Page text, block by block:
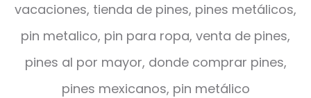
vacaciones, tienda de pines, pines metálicos,
pin metalico, pin para ropa, venta de pines,
pines al por mayor, donde comprar pines,
pines mexicanos, pin metálico